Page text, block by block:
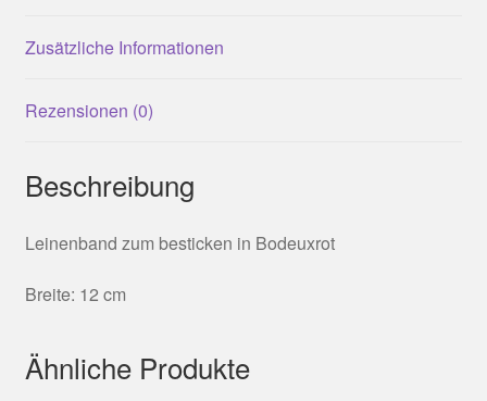
Zusätzliche Informationen
Rezensionen (0)
Beschreibung
Leinenband zum besticken in Bodeuxrot
Breite: 12 cm
Ähnliche Produkte